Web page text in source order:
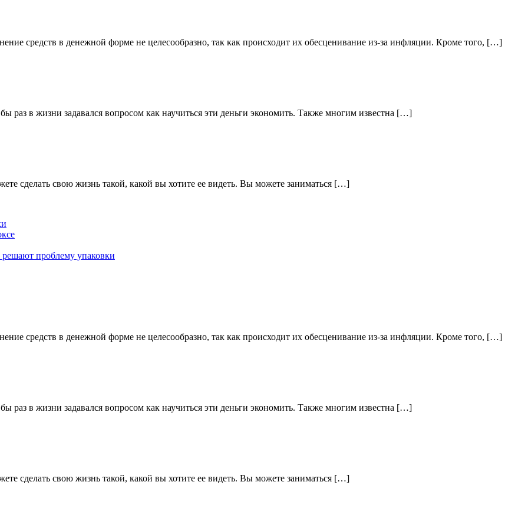
средств в денежной форме не целесообразно, так как происходит их обесценивание из-за инфляции. Кроме того, […]
раз в жизни задавался вопросом как научиться эти деньги экономить. Также многим известна […]
сделать свою жизнь такой, какой вы хотите ее видеть. Вы можете заниматься […]
проблему упаковки
средств в денежной форме не целесообразно, так как происходит их обесценивание из-за инфляции. Кроме того, […]
раз в жизни задавался вопросом как научиться эти деньги экономить. Также многим известна […]
сделать свою жизнь такой, какой вы хотите ее видеть. Вы можете заниматься […]